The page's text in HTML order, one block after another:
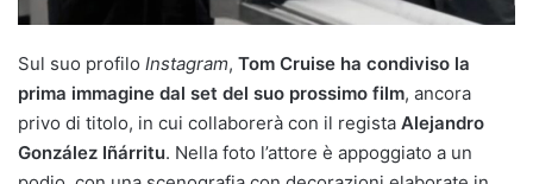
Sul suo profilo Instagram, Tom Cruise ha condiviso la
prima immagine dal set del suo prossimo film, ancora
privo di titolo, in cui collaborerà con il regista Alejandro
González Iñárritu. Nella foto l’attore è appoggiato a un